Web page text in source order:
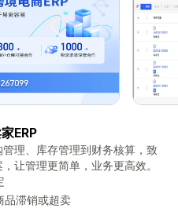
ERP
理、库存管理到财务核算，致
让管理更简单，业务更高效。
品滞销或超卖